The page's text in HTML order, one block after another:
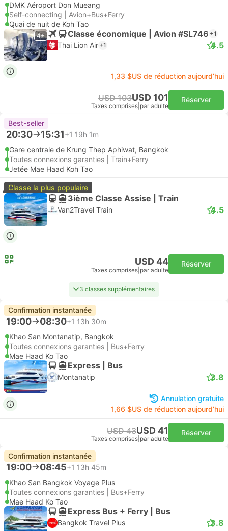
DMK Aéroport Don Mueang
Self-connecting | Avion+Bus+Ferry
Quai de nuit de Koh Tao
4+ Classe économique | Avion #SL746 +1
Thai Lion Air +1 4.5
1,33 $US de réduction aujourd’hui
USD 103USD 101
Taxes comprises par adulte
Réserver
Best-seller
20:30 15:31+1 19h 1m
Gare centrale de Krung Thep Aphiwat, Bangkok
Toutes connexions garanties | Train+Ferry
Jetée Mae Haad Koh Tao
Classe la plus populaire
3ième Classe Assise | Train
Van2Travel Train 4.5
USD 44
Taxes comprises par adulte
Réserver
3 classes supplémentaires
Confirmation instantanée
19:00 08:30+1 13h 30m
Khao San Montanatip, Bangkok
Toutes connexions garanties | Bus+Ferry
Mae Haad Ko Tao
Express | Bus
Montanatip 3.8
Annulation gratuite
1,66 $US de réduction aujourd’hui
USD 43USD 41
Taxes comprises par adulte
Réserver
Confirmation instantanée
19:00 08:45+1 13h 45m
Khao San Bangkok Voyage Plus
Toutes connexions garanties | Bus+Ferry
Mae Haad Ko Tao
Express Bus + Ferry | Bus
Bangkok Travel Plus 3.8